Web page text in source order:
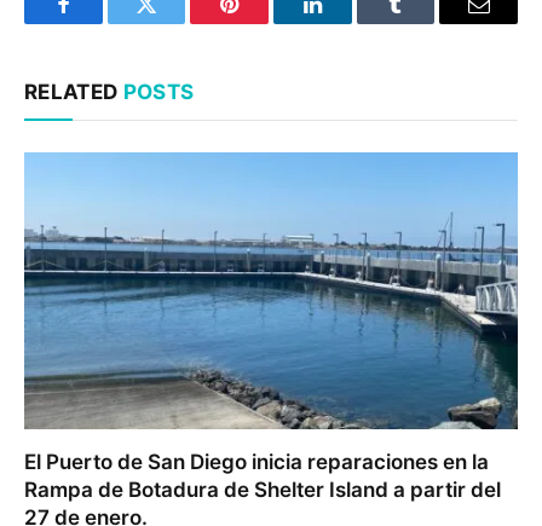
FacebookTwitter Pinterest LinkedInTumblr Email
RELATED POSTS
El Puerto de San Diego inicia reparaciones en la
Rampa de Botadura de Shelter Island a partir del
27 de enero.